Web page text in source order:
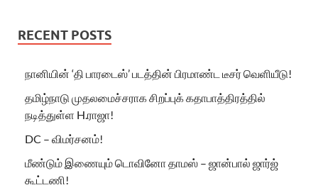
RECENT POSTS
நானியின் ‘தி பாரடைஸ்’ படத்தின் பிரமாண்ட டீசர் வெளியீடு!
தமிழ்நாடு முதலமைச்சராக சிறப்புக் கதாபாத்திரத்தில்
நடித்துள்ள H.ராஜா!
DC – விமர்சனம்!
மீண்டும் இணையும் டொவினோ தாமஸ் – ஜான்பால் ஜார்ஜ்
கூட்டணி!